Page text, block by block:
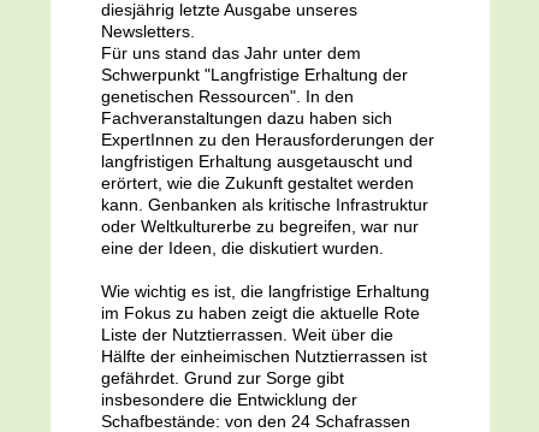
diesjährig letzte Ausgabe unseres
Newsletters.
Für uns stand das Jahr unter dem
Schwerpunkt "Langfristige Erhaltung der
genetischen Ressourcen". In den
Fachveranstaltungen dazu haben sich
ExpertInnen zu den Herausforderungen der
langfristigen Erhaltung ausgetauscht und
erörtert, wie die Zukunft gestaltet werden
kann. Genbanken als kritische Infrastruktur
oder Weltkulturerbe zu begreifen, war nur
eine der Ideen, die diskutiert wurden.
Wie wichtig es ist, die langfristige Erhaltung
im Fokus zu haben zeigt die aktuelle Rote
Liste der Nutztierrassen. Weit über die
Hälfte der einheimischen Nutztierrassen ist
gefährdet. Grund zur Sorge gibt
insbesondere die Entwicklung der
Schafbestände: von den 24 Schafrassen